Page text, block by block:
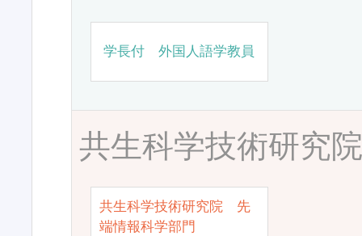
学長付 外国人語学教員
共生科学技術研究
共生科学技術研究院 先
端情報科学部門